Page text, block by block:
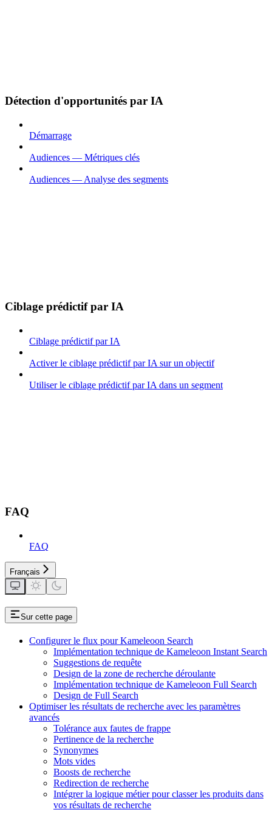
Détection d'opportunités par IA
Démarrage
Audiences — Métriques clés
Audiences — Analyse des segments
Ciblage prédictif par IA
Ciblage prédictif par IA
Activer le ciblage prédictif par IA sur un objectif
Utiliser le ciblage prédictif par IA dans un segment
FAQ
FAQ
Français
Sur cette page
Configurer le flux pour Kameleoon Search
Implémentation technique de Kameleoon Instant Search
Suggestions de requête
Design de la zone de recherche déroulante
Implémentation technique de Kameleoon Full Search
Design de Full Search
Optimiser les résultats de recherche avec les paramètres
avancés
Tolérance aux fautes de frappe
Pertinence de la recherche
Synonymes
Mots vides
Boosts de recherche
Redirection de recherche
Intégrer la logique métier pour classer les produits dans
vos résultats de recherche